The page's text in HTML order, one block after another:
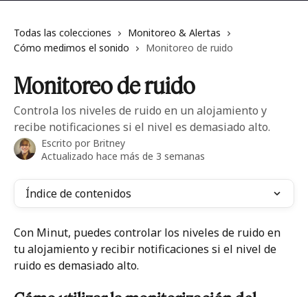
Todas las colecciones
Monitoreo & Alertas
Cómo medimos el sonido
Monitoreo de ruido
Monitoreo de ruido
Controla los niveles de ruido en un alojamiento y
recibe notificaciones si el nivel es demasiado alto.
Escrito por Britney
Actualizado hace más de 3 semanas
Índice de contenidos
Con Minut, puedes controlar los niveles de ruido en
tu alojamiento y recibir notificaciones si el nivel de
ruido es demasiado alto.